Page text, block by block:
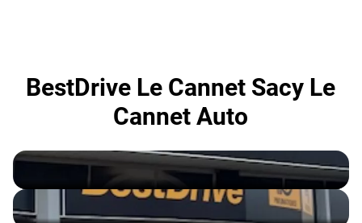
BestDrive Le Cannet Sacy Le
Cannet Auto